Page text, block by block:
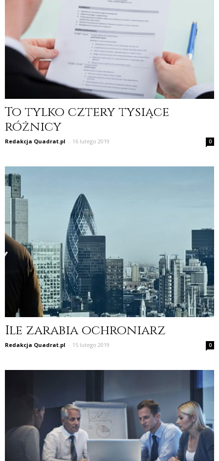
To tylko cztery tysiące
różnicy
Redakcja Quadrat.pl - 16 lutego 2019 0
Ile zarabia ochroniarz
Redakcja Quadrat.pl - 15 lutego 2019 0